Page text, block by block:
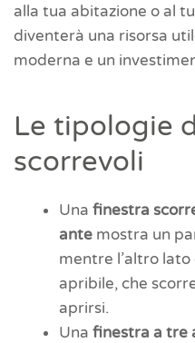
alla tua abitazione o al
diventerà una risorsa
moderna e un
Le tipologie
scorrevoli
Una finestra
ante mostra un
mentre l’altro
apribile, che
aprirsi.
Una finestra a tre